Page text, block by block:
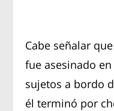
Cabe señalar
fue asesinado
sujetos a bordo
él terminó por